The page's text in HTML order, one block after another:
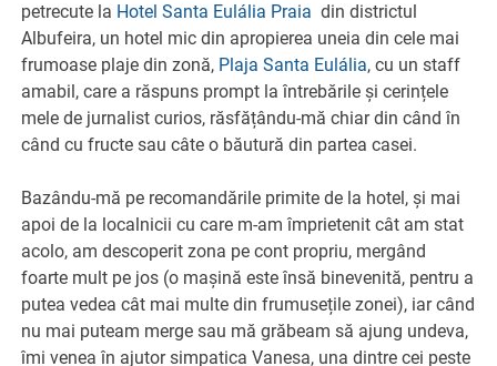
petrecute la Hotel Santa Eulália Praia din districtul
Albufeira, un hotel mic din apropierea uneia din cele mai
frumoase plaje din zonă, Plaja Santa Eulália, cu un staff
amabil, care a răspuns prompt la întrebările și cerințele
mele de jurnalist curios, răsfățându-mă chiar din când în
când cu fructe sau câte o băutură din partea casei.
Bazându-mă pe recomandările primite de la hotel, și mai
apoi de la localnicii cu care m-am împrietenit cât am stat
acolo, am descoperit zona pe cont propriu, mergând
foarte mult pe jos (o mașină este însă binevenită, pentru a
putea vedea cât mai multe din frumusețile zonei), iar când
nu mai puteam merge sau mă grăbeam să ajung undeva,
îmi venea în ajutor simpatica Vanesa, una dintre cei peste